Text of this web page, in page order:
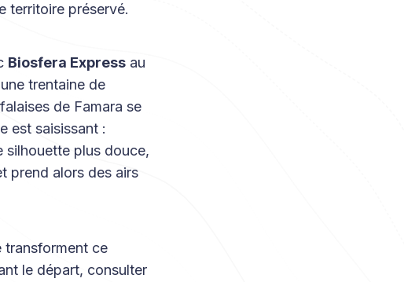
territoire préservé.
Biosfera Express au
trentaine de
de Famara se
est saisissant :
silhouette plus douce,
prend alors des airs
transforment ce
le départ, consulter